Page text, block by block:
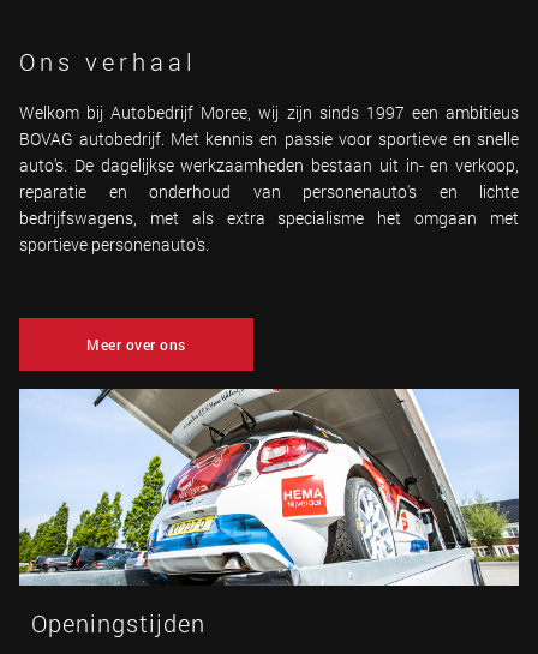
Ons verhaal
Welkom bij Autobedrijf Moree, wij zijn sinds 1997 een ambitieus
BOVAG autobedrijf. Met kennis en passie voor sportieve en snelle
auto's. De dagelijkse werkzaamheden bestaan uit in- en verkoop,
reparatie en onderhoud van personenauto's en lichte
bedrijfswagens, met als extra specialisme het omgaan met
sportieve personenauto's.
Meer over ons
Openingstijden